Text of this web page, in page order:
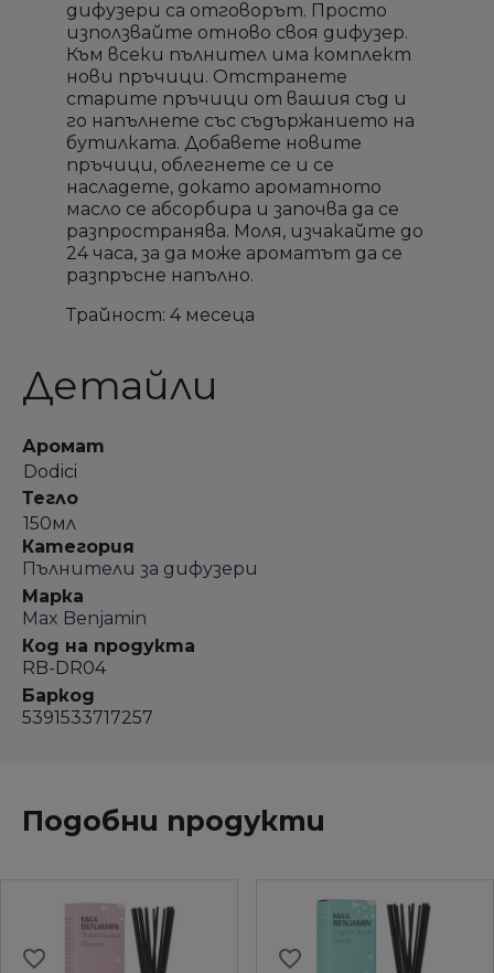
Добави към списък с
желани продукти
Създай нов списък
Име на списък
Отмени Създай списък
Необходимо е да влезете с във Вашия профил
за да добавите продукта в списъка с желание
продукти
Отмени
Добави към списък с
желани продукти
Създай нов списък
Име на списък
Отмени Създай списък
Необходимо е да влезете с във Вашия профил
за да добавите продукта в списъка с желание
продукти
Отмени
дифузери са отговорът. Просто
използвайте отново своя дифузер.
Към всеки пълнител има комплект
нови пръчици. Отстранете
старите пръчици от вашия съд и
го напълнете със съдържанието на
бутилката. Добавете новите
пръчици, облегнете се и се
насладете, докато ароматното
масло се абсорбира и започва да се
разпространява. Моля, изчакайте до
24 часа, за да може ароматът да се
разпръсне напълно.
Трайност: 4 месеца
Детайли
Аромат
Dodici
Тегло
150мл
Категория
Пълнители за дифузери
Марка
Max Benjamin
Код на продукта
RB-DR04
Баркод
5391533717257
Подобни продукти
favorite_border favorite_border